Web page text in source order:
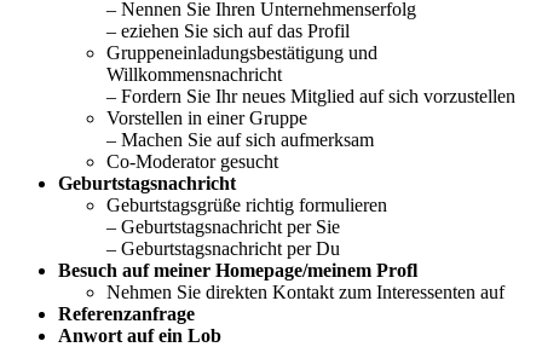
– Nennen Sie Ihren Unternehmenserfolg
– eziehen Sie sich auf das Profil
Gruppeneinladungsbestätigung und
Willkommensnachricht
– Fordern Sie Ihr neues Mitglied auf sich vorzustellen
Vorstellen in einer Gruppe
– Machen Sie auf sich aufmerksam
Co-Moderator gesucht
Geburtstagsnachricht
Geburtstagsgrüße richtig formulieren
– Geburtstagsnachricht per Sie
– Geburtstagsnachricht per Du
Besuch auf meiner Homepage/meinem Profl
Nehmen Sie direkten Kontakt zum Interessenten auf
Referenzanfrage
Anwort auf ein Lob